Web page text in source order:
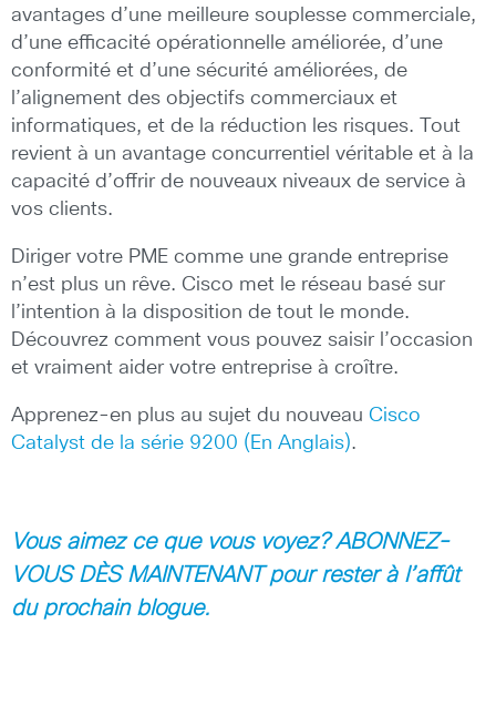
avantages d’une meilleure souplesse commerciale,
d’une efficacité opérationnelle améliorée, d’une
conformité et d’une sécurité améliorées, de
l’alignement des objectifs commerciaux et
informatiques, et de la réduction les risques. Tout
revient à un avantage concurrentiel véritable et à la
capacité d’offrir de nouveaux niveaux de service à
vos clients.
Diriger votre PME comme une grande entreprise
n’est plus un rêve. Cisco met le réseau basé sur
l’intention à la disposition de tout le monde.
Découvrez comment vous pouvez saisir l’occasion
et vraiment aider votre entreprise à croître.
Apprenez-en plus au sujet du nouveau Cisco
Catalyst de la série 9200 (En Anglais).
Vous aimez ce que vous voyez?ABONNEZ-
VOUS DÈS MAINTENANT pour rester à l’affût
du prochain blogue.